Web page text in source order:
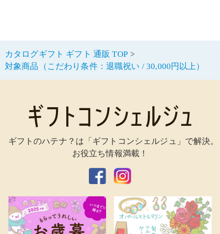
カタログギフト ギフト 通販 TOP
対象商品（こだわり条件：退職祝い / 30,000円以上）
ギフトのハテナ？は「ギフトコンシェルジュ」で解決。
お役立ち情報満載！